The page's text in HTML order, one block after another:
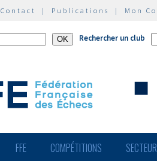
Contact | Publications | Mon
Rechercher un club
FFE COMPÉTITIONS